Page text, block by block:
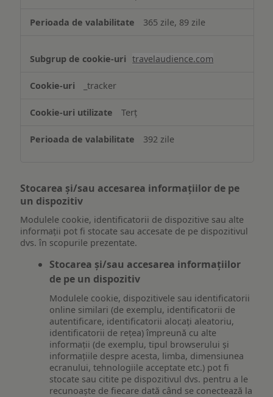
365 zile, 89 zile
travelaudience.com
_tracker
Terț
392 zile
Stocarea și/sau accesarea informațiilor de pe
un dispozitiv
Modulele cookie, identificatorii de dispozitive sau alte
informații pot fi stocate sau accesate de pe dispozitivul
dvs. în scopurile prezentate.
Stocarea și/sau accesarea informațiilor
de pe un dispozitiv
Modulele cookie, dispozitivele sau identificatorii
online similari (de exemplu, identificatorii de
autentificare, identificatorii alocați aleatoriu,
identificatorii de rețea) împreună cu alte
informații (de exemplu, tipul browserului și
informațiile despre acesta, limba, dimensiunea
ecranului, tehnologiile acceptate etc.) pot fi
stocate sau citite pe dispozitivul dvs. pentru a le
recunoaște de fiecare dată când se conectează la